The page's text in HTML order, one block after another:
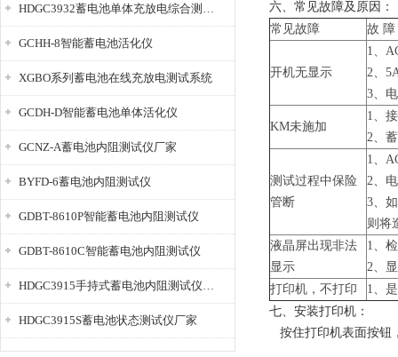
HDGC3932蓄电池单体充放电综合测试仪
GCHH-8智能蓄电池活化仪
XGBO系列蓄电池在线充放电测试系统
GCDH-D智能蓄电池单体活化仪
GCNZ-A蓄电池内阻测试仪厂家
BYFD-6蓄电池内阻测试仪
GDBT-8610P智能蓄电池内阻测试仪
GDBT-8610C智能蓄电池内阻测试仪
HDGC3915手持式蓄电池内阻测试仪厂家
HDGC3915S蓄电池状态测试仪厂家
六、常见故障及原因：
常见故障
故 障
开机无显示
1、
2、
3、
KM未施加
1、
2、
测试过程中保险
管断
1、
2、
3、
则将
液晶屏出现非法
显示
1、
2、
打印机，不打印
1、
七、安装打印机：
按住打印机表面按钮